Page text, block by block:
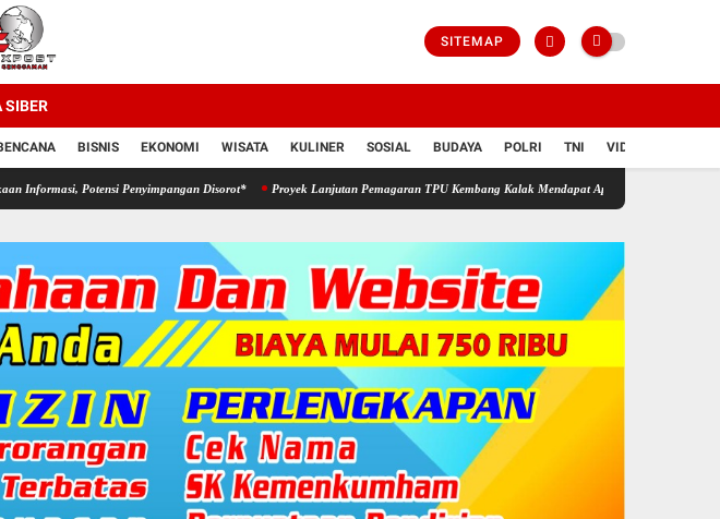
SITEMAP
SIBER
BISNIS EKONOMI WISATA KULINER SOSIAL BUDAYA POLRI TNI VIDIO
Penyimpangan Disorot* Proyek Lanjutan Pemagaran TPU Kembang Kalak Mendapat Apresiasi Serius Dari Masyarakat